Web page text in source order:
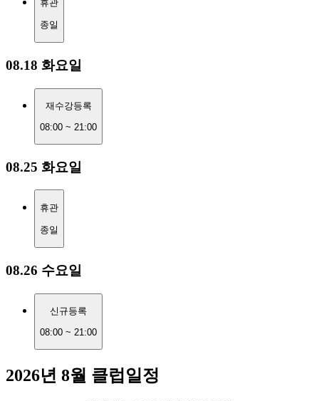
휴관
종일
08.18 화요일
재수강등록
08:00 ~ 21:00
08.25 화요일
휴관
종일
08.26 수요일
신규등록
08:00 ~ 21:00
2026년 8월 클럽일정